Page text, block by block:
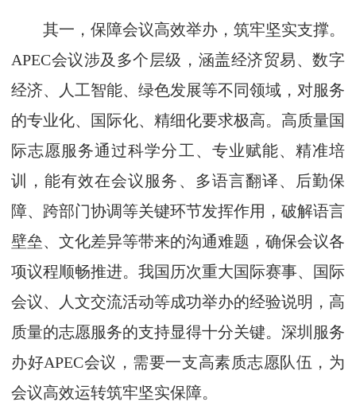
其一，保障会议高效举办，筑牢坚实支撑。
APEC会议涉及多个层级，涵盖经济贸易、数字
经济、人工智能、绿色发展等不同领域，对服务
的专业化、国际化、精细化要求极高。高质量国
际志愿服务通过科学分工、专业赋能、精准培
训，能有效在会议服务、多语言翻译、后勤保
障、跨部门协调等关键环节发挥作用，破解语言
壁垒、文化差异等带来的沟通难题，确保会议各
项议程顺畅推进。我国历次重大国际赛事、国际
会议、人文交流活动等成功举办的经验说明，高
质量的志愿服务的支持显得十分关键。深圳服务
办好APEC会议，需要一支高素质志愿队伍，为
会议高效运转筑牢坚实保障。